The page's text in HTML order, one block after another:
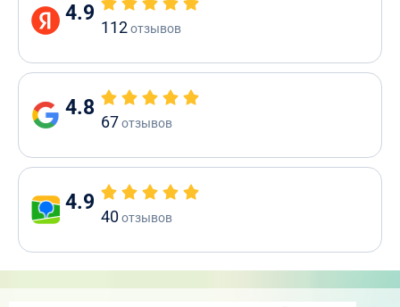
4.9
112отзывов
4.8
67отзывов
4.9
40отзывов